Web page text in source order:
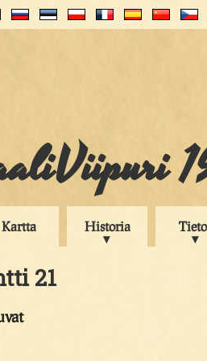
Kartta Historia
21